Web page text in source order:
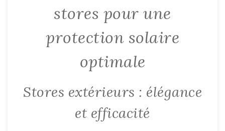
stores pour une
protection solaire
optimale
Stores extérieurs : élégance
et efficacité